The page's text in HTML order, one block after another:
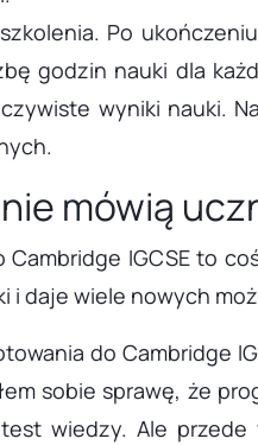
Po
godzin nauki dla
wyniki nauki.
mówią
Cambridge IGCSE to
i daje wiele nowych
do Cambridge
sobie sprawę, że
wiedzy. Ale przede